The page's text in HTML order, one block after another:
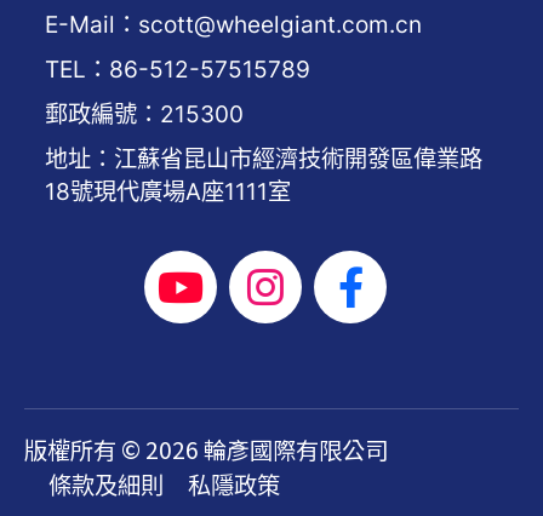
E-Mail：scott@wheelgiant.com.cn
TEL：86-512-57515789
郵政編號：215300
地址：江蘇省昆山市經濟技術開發區偉業路
18號現代廣場A座1111室
版權所有 © 2026 輪彥國際有限公司
條款及細則 私隱政策